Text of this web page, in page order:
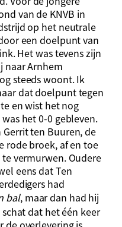
van de KNVB in
op het neutrale
een doelpunt van
Het was tevens zijn
naar Arnhem
steeds woont. Ik
dat doelpunt tegen
en wist het nog
het 0-0 gebleven.
ten Buuren, de
rode broek, af en toe
vermurwen. Oudere
eens dat Ten
had
bal, maar dan had hij
dat het één keer